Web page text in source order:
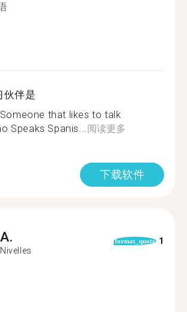
伙伴是
that likes to talk
Speaks Spanis...阅读更多
下载软件
A.
Nivelles
format_quote 1